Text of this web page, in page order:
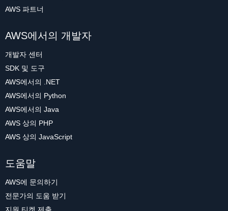
AWS 파트너
AWS에서의 개발자
개발자 센터
SDK 및 도구
AWS에서의 .NET
AWS에서의 Python
AWS에서의 Java
AWS 상의 PHP
AWS 상의 JavaScript
도움말
AWS에 문의하기
전문가의 도움 받기